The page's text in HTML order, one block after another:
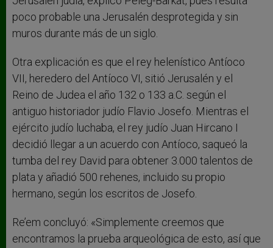
poco probable una Jerusalén desprotegida y sin
muros durante más de un siglo.
Otra explicación es que el rey helenístico Antíoco
VII, heredero del Antíoco VI, sitió Jerusalén y el
Reino de Judea el año 132 o 133 a.C. según el
antiguo historiador judío Flavio Josefo. Mientras el
ejército judío luchaba, el rey judío Juan Hircano I
decidió llegar a un acuerdo con Antíoco, saqueó la
tumba del rey David para obtener 3.000 talentos de
plata y añadió 500 rehenes, incluido su propio
hermano, según los escritos de Josefo.
Re’em concluyó: «Simplemente creemos que
encontramos la prueba arqueológica de esto, así que